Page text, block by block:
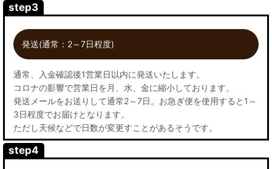
step3
発送(通常：2～7日程度)
通常、入金確認後1営業日以内に発送いたします。
コロナの影響で営業日を月、水、金に縮小しております。
発送メールをお送りして通常2～7日。お急ぎ便を使用すると1～
3日程度でお届けとなります。
ただし天候などで日数が変更すことがあるそうです。
step4